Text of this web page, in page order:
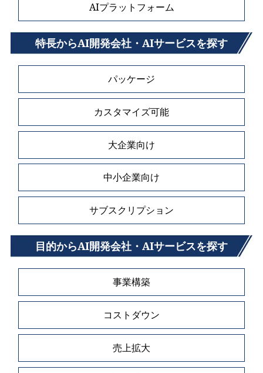
AIプラットフォーム
特長からAI開発会社・AIサービスを探す
パッケージ
カスタマイズ可能
大企業向け
中小企業向け
サブスクリプション
目的からAI開発会社・AIサービスを探す
事業構築
コストダウン
売上拡大